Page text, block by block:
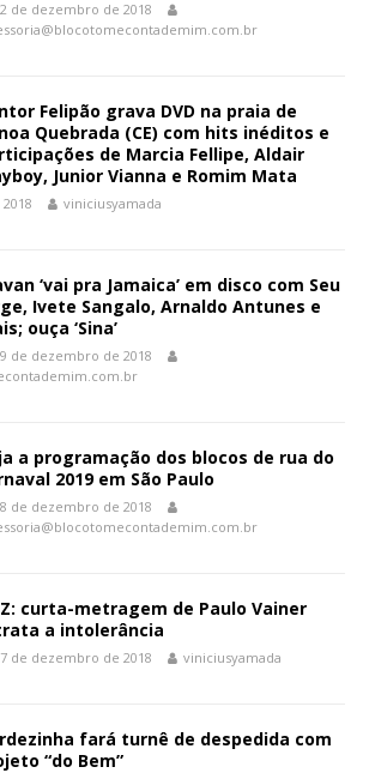
de dezembro de 2018
Felipão grava DVD na praia de
Quebrada (CE) com hits inéditos e
de Marcia Fellipe, Aldair
Junior Vianna e Romim Mata
viniciusyamada
‘vai pra Jamaica’ em disco com Seu
Ivete Sangalo, Arnaldo Antunes e
ouça ‘Sina’
de dezembro de 2018
a programação dos blocos de rua do
2019 em São Paulo
de dezembro de 2018
curta-metragem de Paulo Vainer
a intolerância
de dezembro de 2018 viniciusyamada
fará turnê de despedida com
“do Bem”